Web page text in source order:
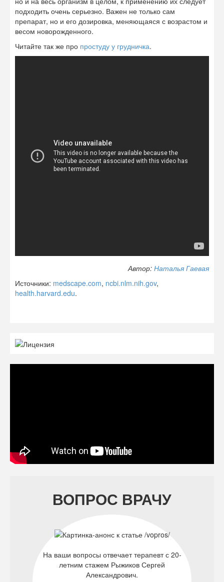
подходить очень серьезно. Важен не только сам
препарат, но и его дозировка, меняющаяся с возрастом и
весом новорожденного.
Читайте так же про простуду у грудничка.
Автор: Наталья Гаевая
Источники: medscape.com, ncbi.nlm.nih.gov,
health.harvard.edu.
ВОПРОС ВРАЧУ
На ваши вопросы отвечает терапевт с 20-
летним стажем Рыжиков Сергей
Александрович.